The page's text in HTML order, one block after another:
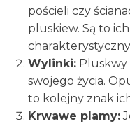
pościeli czy
pluskiew. Są to
Wylinki: Pluskwy
swojego życia.
to kolejny znak
Krwawe plamy: